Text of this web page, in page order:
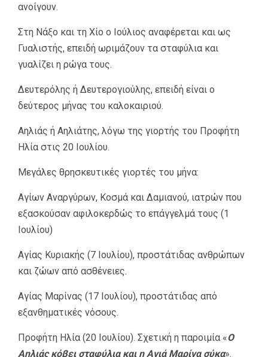
ανοίγουν.
Στη Νάξο και τη Χίο ο Ιούλιος αναφέρεται και ως
Γυαλιστής, επειδή ωριμάζουν τα σταφύλια και
γυαλίζει η ρώγα τους.
Δευτερόλης ή Δευτερογιούλης, επειδή είναι ο
δεύτερος μήνας του καλοκαιριού.
Αηλιάς ή Αηλιάτης, λόγω της γιορτής του Προφήτη
Ηλία στις 20 Ιουλίου.
Μεγάλες θρησκευτικές γιορτές του μήνα:
Αγίων Αναργύρων, Κοσμά και Δαμιανού, ιατρών που
εξασκούσαν αφιλοκερδώς το επάγγελμά τους (1
Ιουλίου)
Αγίας Κυριακής (7 Ιουλίου), προστάτιδας ανθρώπων
και ζώων από ασθένειες.
Αγίας Μαρίνας (17 Ιουλίου), προστάτιδας από
εξανθηματικές νόσους.
Προφήτη Ηλία (20 Ιουλίου). Σχετική η παροιμία «Ο
Αηλιάς κόβει σταφύλια και η Αγιά Μαρίνα σύκα».